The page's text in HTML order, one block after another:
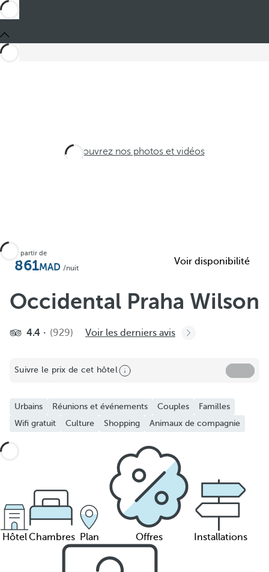
Découvrez nos photos et vidéos
À partir de
861 /nuit
Voir disponibilité
Occidental Praha Wilson
4.4 (929) Voir les derniers avis
Suivre le prix de cet hôtel
Urbains Réunions et événements Couples
Familles
Wifi gratuit
Culture Shopping Animaux de compagnie
HôtelChambres Plan Offres Installations